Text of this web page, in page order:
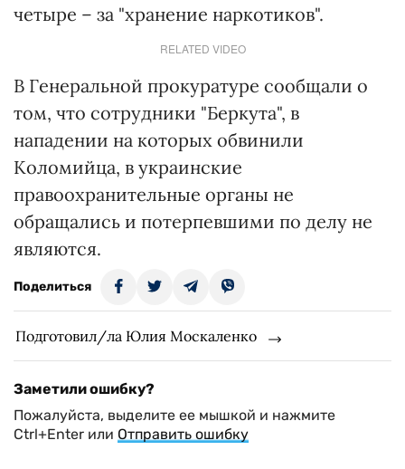
четыре – за "хранение наркотиков".
RELATED VIDEO
В Генеральной прокуратуре сообщали о
том, что сотрудники "Беркута", в
нападении на которых обвинили
Коломийца, в украинские
правоохранительные органы не
обращались и потерпевшими по делу не
являются.
Поделиться
Подготовил/ла Юлия Москаленко
Заметили ошибку?
Пожалуйста, выделите ее мышкой и нажмите
Ctrl+Enter или Отправить ошибку